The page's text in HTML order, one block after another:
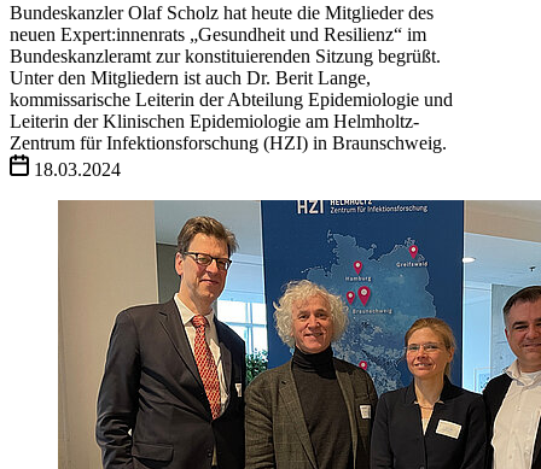
Bundeskanzler Olaf Scholz hat heute die Mitglieder des
neuen Expert:innenrats „Gesundheit und Resilienz“ im
Bundeskanzleramt zur konstituierenden Sitzung begrüßt.
Unter den Mitgliedern ist auch Dr. Berit Lange,
kommissarische Leiterin der Abteilung Epidemiologie und
Leiterin der Klinischen Epidemiologie am Helmholtz-
Zentrum für Infektionsforschung (HZI) in Braunschweig.
18.03.2024